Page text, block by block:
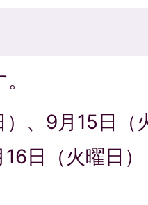
、9月15日（
日（火曜日）